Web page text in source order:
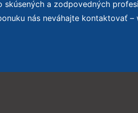
skúsených a zodpovedných
nás neváhajte kontaktovať –